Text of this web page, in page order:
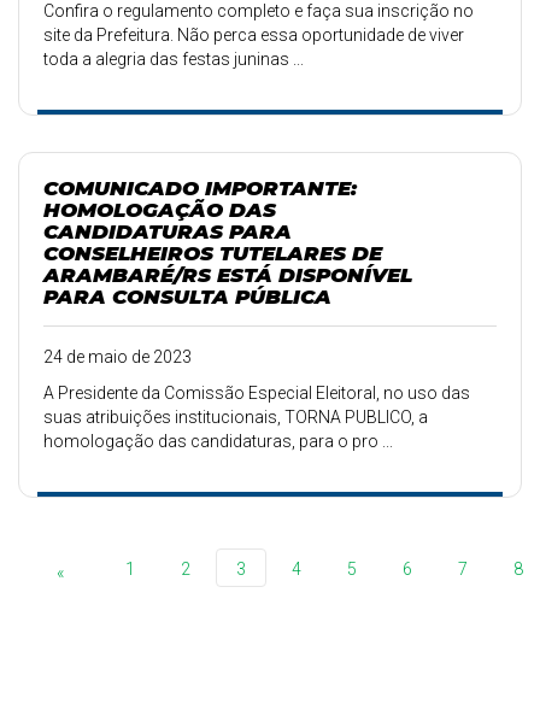
Confira o regulamento completo e faça sua inscrição no
site da Prefeitura. Não perca essa oportunidade de viver
toda a alegria das festas juninas ...
COMUNICADO IMPORTANTE:
HOMOLOGAÇÃO DAS
CANDIDATURAS PARA
CONSELHEIROS TUTELARES DE
ARAMBARÉ/RS ESTÁ DISPONÍVEL
PARA CONSULTA PÚBLICA
24 de maio de 2023
A Presidente da Comissão Especial Eleitoral, no uso das
suas atribuições institucionais, TORNA PUBLICO, a
homologação das candidaturas, para o pro ...
« 1 2 3 4 5 6 7 8